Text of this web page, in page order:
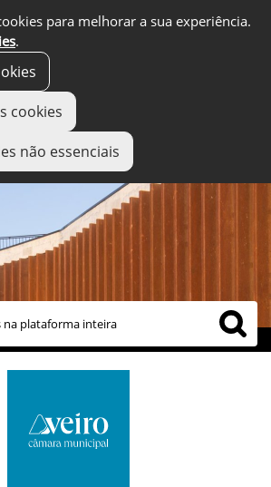
para melhorar a sua experiência.
.
cookies
não essenciais